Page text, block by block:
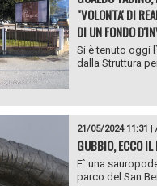
"VOLONTA' DI
DI UN FONDO
Si è tenuto oggi
dalla Struttura
21/05/2024 11:31 |
GUBBIO, ECCO
E` una
parco del San